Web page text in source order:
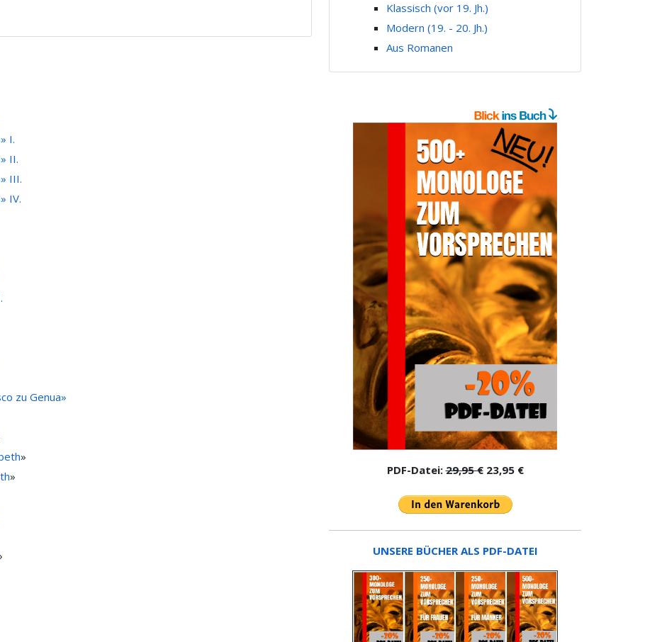
I.
II.
III.
IV.
zu Genua»
»
»
Klassisch (vor 19. Jh.)
Modern (19. - 20. Jh.)
Aus Romanen
PDF-Datei:29,95 €23,95 €
UNSERE BÜCHER ALS PDF-DATEI